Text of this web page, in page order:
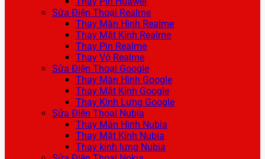
Sửa Điện Thoại Realme
Thay Màn Hình Realme
Thay Mặt Kính Realme
Thay Pin Realme
Thay Vỏ Realme
Sửa Điện Thoại Google
Thay Màn Hình Google
Thay Mặt Kính Google
Thay Kính Lưng Google
Sửa Điện Thoại Nubia
Thay Màn Hình Nubia
Thay Mặt Kính Nubia
Thay kính lưng Nubia